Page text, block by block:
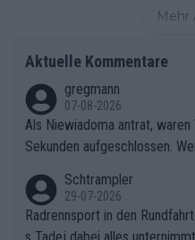
Mehr
Aktuelle Kommentare
gregmann
07-08-2026
Als Niewiadoma antrat,
Sekunden aufgeschlossen.
ering die 7 Sekunden zu
d den Abstand hat
Fehler, der den Tour Sieg
Schtrampler
29-07-2026
Radrennsport in den